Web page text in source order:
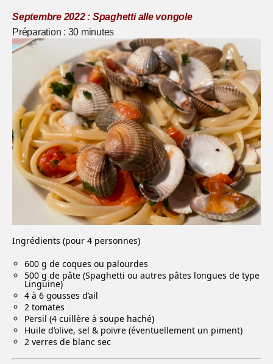
Septembre 2022 : Spaghetti alle vongole
Préparation : 30 minutes
Ingrédients (pour 4 personnes)
600 g de coques ou palourdes
500 g de pâte (Spaghetti ou autres pâtes longues de type
Linguine)
4 à 6 gousses d’ail
2 tomates
Persil (4 cuillère à soupe haché)
Huile d’olive, sel & poivre (éventuellement un piment)
2 verres de blanc sec